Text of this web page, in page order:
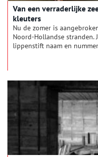
Van een verraderlijke
kleuters
Nu de zomer is
Noord-Hollandse
lippenstift naam en
kwijt raken, delen
tegenwoordig
wat charmanter. Dat ging